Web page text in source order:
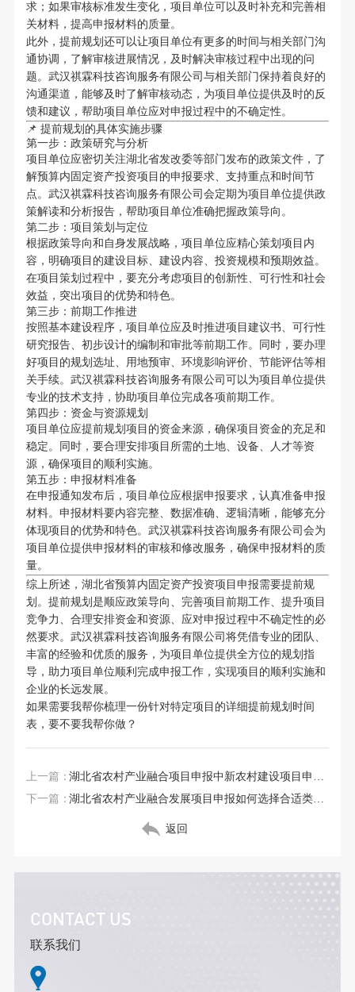
求；如果审核标准发生变化，项目单位可以及时补充和完善相
关材料，提高申报材料的质量。
此外，提前规划还可以让项目单位有更多的时间与相关部门沟
通协调，了解审核进展情况，及时解决审核过程中出现的问
题。武汉祺霖科技咨询服务有限公司与相关部门保持着良好的
沟通渠道，能够及时了解审核动态，为项目单位提供及时的反
馈和建议，帮助项目单位应对申报过程中的不确定性。
📌 提前规划的具体实施步骤
第一步：政策研究与分析
项目单位应密切关注湖北省发改委等部门发布的政策文件，了
解预算内固定资产投资项目的申报要求、支持重点和时间节
点。武汉祺霖科技咨询服务有限公司会定期为项目单位提供政
策解读和分析报告，帮助项目单位准确把握政策导向。
第二步：项目策划与定位
根据政策导向和自身发展战略，项目单位应精心策划项目内
容，明确项目的建设目标、建设内容、投资规模和预期效益。
在项目策划过程中，要充分考虑项目的创新性、可行性和社会
效益，突出项目的优势和特色。
第三步：前期工作推进
按照基本建设程序，项目单位应及时推进项目建议书、可行性
研究报告、初步设计的编制和审批等前期工作。同时，要办理
好项目的规划选址、用地预审、环境影响评价、节能评估等相
关手续。武汉祺霖科技咨询服务有限公司可以为项目单位提供
专业的技术支持，协助项目单位完成各项前期工作。
第四步：资金与资源规划
项目单位应提前规划项目的资金来源，确保项目资金的充足和
稳定。同时，要合理安排项目所需的土地、设备、人才等资
源，确保项目的顺利实施。
第五步：申报材料准备
在申报通知发布后，项目单位应根据申报要求，认真准备申报
材料。申报材料要内容完整、数据准确、逻辑清晰，能够充分
体现项目的优势和特色。武汉祺霖科技咨询服务有限公司会为
项目单位提供申报材料的审核和修改服务，确保申报材料的质
量。
综上所述，湖北省预算内固定资产投资项目申报需要提前规
划。提前规划是顺应政策导向、完善项目前期工作、提升项目
竞争力、合理安排资金和资源、应对申报过程中不确定性的必
然要求。武汉祺霖科技咨询服务有限公司将凭借专业的团队、
丰富的经验和优质的服务，为项目单位提供全方位的规划指
导，助力项目单位顺利完成申报工作，实现项目的顺利实施和
企业的长远发展。
如果需要我帮你梳理一份针对特定项目的详细提前规划时间
表，要不要我帮你做？
上一篇：
湖北省农村产业融合项目申报中新农村建设项目申报要点
下一篇：
湖北省农村产业融合发展项目申报如何选择合适类别？
返回
CONTACT US
联系我们